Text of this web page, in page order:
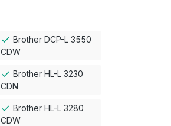
Brother DCP-L 3550
CDW
Brother HL-L 3230
CDN
Brother HL-L 3280
CDW